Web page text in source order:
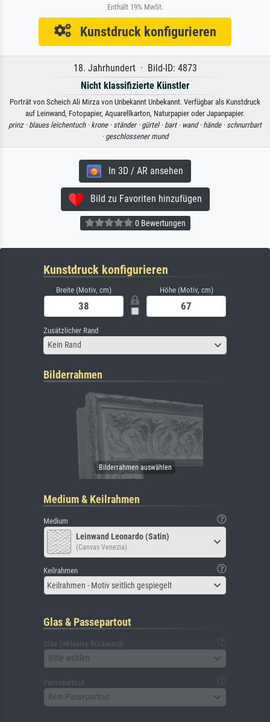
Enthält 19% MwSt.
Kunstdruck konfigurieren
18. Jahrhundert · Bild-ID: 4873
Nicht klassifizierte Künstler
Porträt von Scheich Ali Mirza von Unbekannt Unbekannt. Verfügbar als Kunstdruck
auf Leinwand, Fotopapier, Aquarellkarton, Naturpapier oder Japanpapier.
prinz · blaues leichentuch · krone · ständer · gürtel · bart · wand · hände · schnurrbart
· geschlossener mund
In 3D / AR ansehen
Bild zu Favoriten hinzufügen
0 Bewertungen
Kunstdruck konfigurieren
Breite (Motiv, cm) Höhe (Motiv, cm)
Zusätzlicher Rand
Kein Rand
Bilderrahmen
Medium & Keilrahmen
Medium
Leinwand Leonardo (Satin)
(Canvas Venezia)
Keilrahmen
Keilrahmen - Motiv seitlich gespiegelt
Glas & Passepartout
Glas (inklusive Rückwand)
Bitte wählen
Passepartout
Kein Passepartout